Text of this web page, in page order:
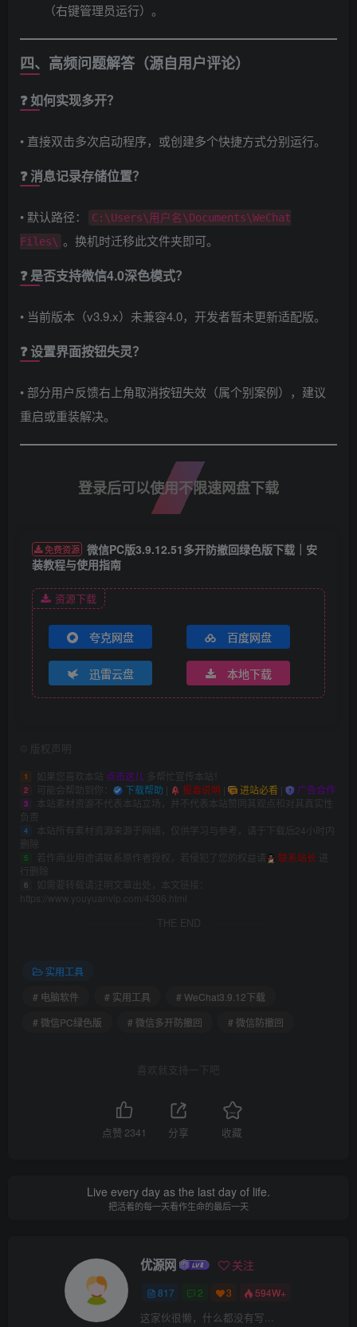
（右键管理员运行）。
四、高频问题解答（源自用户评论）
❓ ​ 如何实现多开？​
• 直接双击多次启动程序，或创建多个快捷方式分别运行。
❓ ​消息记录存储位置？​
• 默认路径：
C:\Users\用户名\Documents\WeChat
Files\ 。换机时迁移此文件夹即可。
❓ ​ 是否支持微信4.0深色模式？​
• 当前版本（v3.9.x）未兼容4.0，开发者暂未更新适配版。
❓ ​设置界面按钮失灵？​
• 部分用户反馈右上角取消按钮失效（属个别案例），建议
重启或重装解决。
登录后可以使用不限速网盘下载
免费资源 微信PC版3.9.12.51多开防撤回绿色版下载｜安
装教程与使用指南
资源下载
夸克网盘 百度网盘
迅雷云盘 本地下载
版权声明
1 如果您喜欢本站 点击这儿 多帮忙宣传本站！
2 可能会帮助到你： 下载帮助 报毒说明 | 进站必看 | 广告合作
3
本站素材资源不代表本站立场，并不代表本站赞同其观点和对其真实性
负责
4
本站所有素材资源来源于网络，仅供学习与参考，请于下载后24小时内
删除
5 若作商业用途请联系原作者授权，若侵犯了您的权益请 联系站长 进
行删除
6
如需要转载请注明文章出处，本文链接：
https://www.youyuanvip.com/4306.html
THE END
实用工具
# 电脑软件
# 实用工具
# WeChat3.9.12下载
# 微信PC绿色版
# 微信多开防撤回 # 微信防撤回
喜欢就支持一下吧
点赞 2341 分享 收藏
Live every day as the last day of life.
把活着的每一天看作生命的最后一天
优源网 关注
817 2 3 594W+
这家伙很懒，什么都没有写...